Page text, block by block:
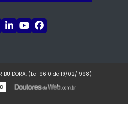
(Lei 9610 de 19/02/1998)